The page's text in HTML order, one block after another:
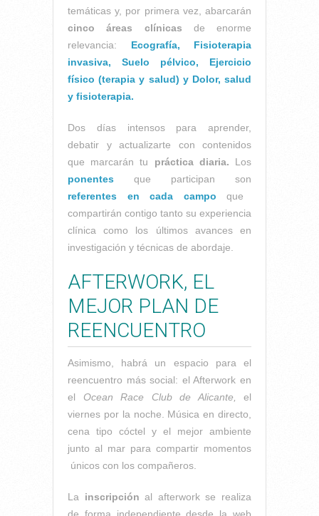
temáticas y, por primera vez, abarcarán
cinco áreas clínicas de enorme
relevancia:
Ecografía, Fisioterapia
invasiva, Suelo pélvico, Ejercicio
físico (terapia y salud) y Dolor, salud
y fisioterapia.
Dos días intensos para aprender,
debatir y actualizarte con contenidos
que marcarán tu práctica diaria. Los
ponentes
que participan son
referentes en cada campo
que
compartirán contigo tanto su experiencia
clínica como los últimos avances en
investigación y técnicas de abordaje.
AFTERWORK, EL
MEJOR PLAN DE
REENCUENTRO
Asimismo, habrá un espacio para el
reencuentro más social: el Afterwork en
el Ocean Race Club de Alicante,
el
viernes por la noche. Música en directo,
cena tipo cóctel y el mejor ambiente
junto al mar para compartir momentos
únicos con los compañeros.
La inscripción al afterwork se realiza
de forma independiente desde la web